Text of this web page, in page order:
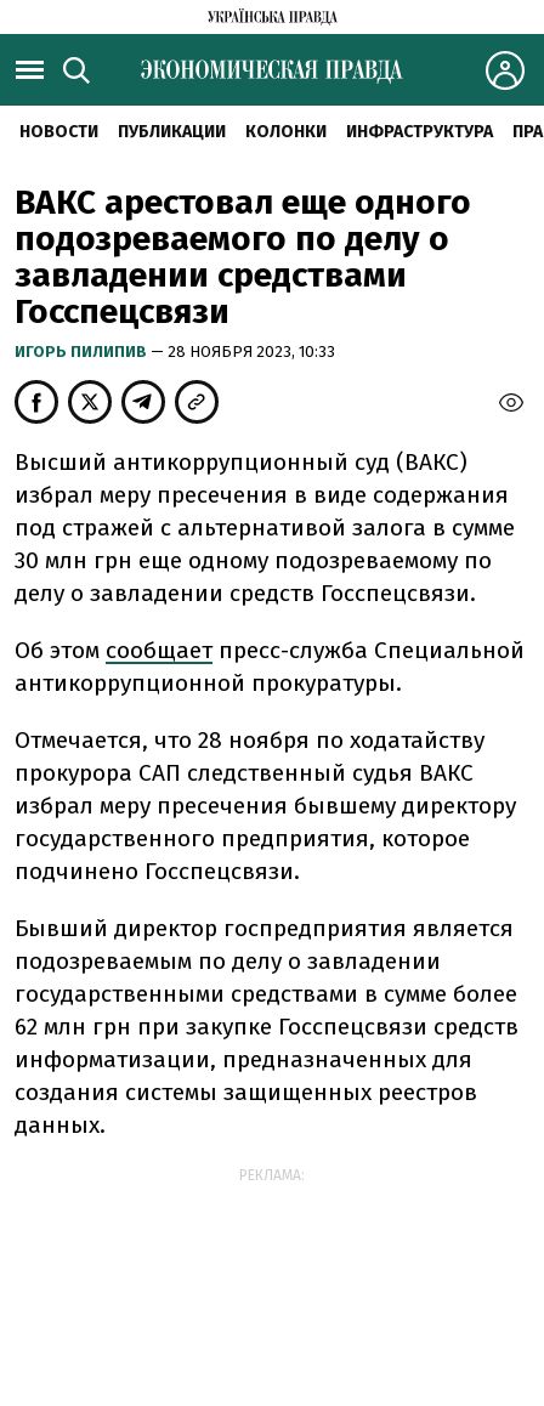
НОВОСТИ ПУБЛИКАЦИИ КОЛОНКИ ИНФРАСТРУКТУРА
ВАКС арестовал еще одного
подозреваемого по делу о
завладении средствами
Госспецсвязи
ИГОРЬ ПИЛИПИВ — 28 НОЯБРЯ 2023, 10:33
Высший антикоррупционный суд (ВАКС)
избрал меру пресечения в виде содержания
под стражей с альтернативой залога в сумме
30 млн грн еще одному подозреваемому по
делу о завладении средств Госспецсвязи.
Об этом сообщаетпресс-служба Специальной
антикоррупционной прокуратуры.
Отмечается, что 28 ноября по ходатайству
прокурора САП следственный судья ВАКС
избрал меру пресечения бывшему директору
государственного предприятия, которое
подчинено Госспецсвязи.
Бывший директор госпредприятия является
подозреваемым по делу о завладении
государственными средствами в сумме более
62 млн грн при закупке Госспецсвязи средств
информатизации, предназначенных для
создания системы защищенных реестров
данных.
РЕКЛАМА: